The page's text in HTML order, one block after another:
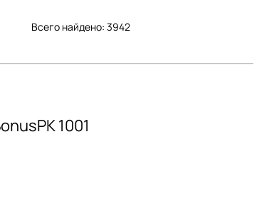
Всего найдено: 3942
1001